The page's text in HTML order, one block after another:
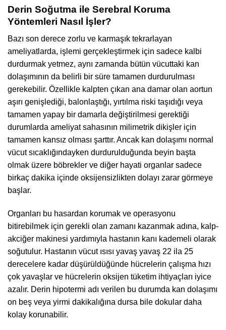
Derin Soğutma ile Serebral Koruma
Yöntemleri Nasıl İşler?
Bazı son derece zorlu ve karmaşık tekrarlayan
ameliyatlarda, işlemi gerçekleştirmek için sadece kalbi
durdurmak yetmez, aynı zamanda bütün vücuttaki kan
dolaşımının da belirli bir süre tamamen durdurulması
gerekebilir. Özellikle kalpten çıkan ana damar olan aortun
aşırı genişlediği, balonlaştığı, yırtılma riski taşıdığı veya
tamamen yapay bir damarla değiştirilmesi gerektiği
durumlarda ameliyat sahasının milimetrik dikişler için
tamamen kansız olması şarttır. Ancak kan dolaşımı normal
vücut sıcaklığındayken durdurulduğunda beyin başta
olmak üzere böbrekler ve diğer hayati organlar sadece
birkaç dakika içinde oksijensizlikten dolayı zarar görmeye
başlar.
Organları bu hasardan korumak ve operasyonu
bitirebilmek için gerekli olan zamanı kazanmak adına, kalp-
akciğer makinesi yardımıyla hastanın kanı kademeli olarak
soğutulur. Hastanın vücut ısısı yavaş yavaş 22 ila 25
derecelere kadar düşürüldüğünde hücrelerin çalışma hızı
çok yavaşlar ve hücrelerin oksijen tüketim ihtiyaçları iyice
azalır. Derin hipotermi adı verilen bu durumda kan dolaşımı
on beş veya yirmi dakikalığına dursa bile dokular daha
kolay korunabilir.